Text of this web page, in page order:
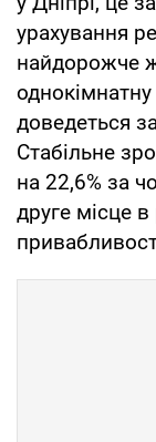
урахування
найдорожче
доведеться
Стабільне
на 22,6% за
друге місце в